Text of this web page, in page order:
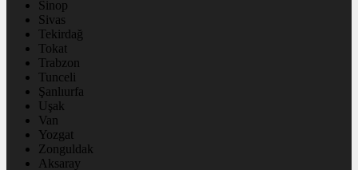
Sinop
Sivas
Tekirdağ
Tokat
Trabzon
Tunceli
Şanlıurfa
Uşak
Van
Yozgat
Zonguldak
Aksaray